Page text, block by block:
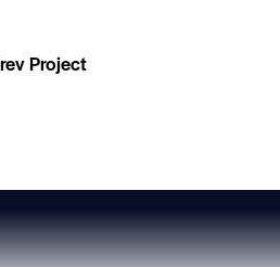
Project